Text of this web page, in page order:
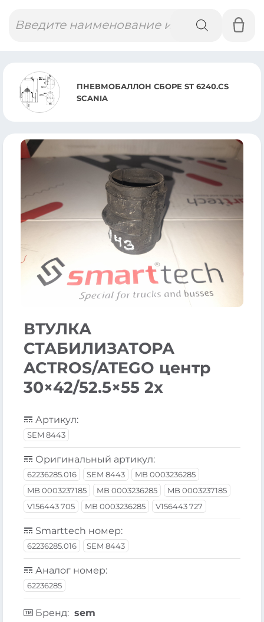
товаров
СБОРЕ ST 6240.CS
ВТУЛКА
СТАБИЛИЗАТОРА
ACTROS/ATEGO центр
30×42/52.5×55 2x
Артикул:
SEM 8443
Оригинальный артикул:
62236285.016 SEM 8443
MB 0003236285
MB 0003237185
MB 0003236285
MB 0003237185
V156443 705
MB 0003236285 V156443 727
Smarttech номер:
62236285.016 SEM 8443
Аналог номер:
62236285
Бренд: sem